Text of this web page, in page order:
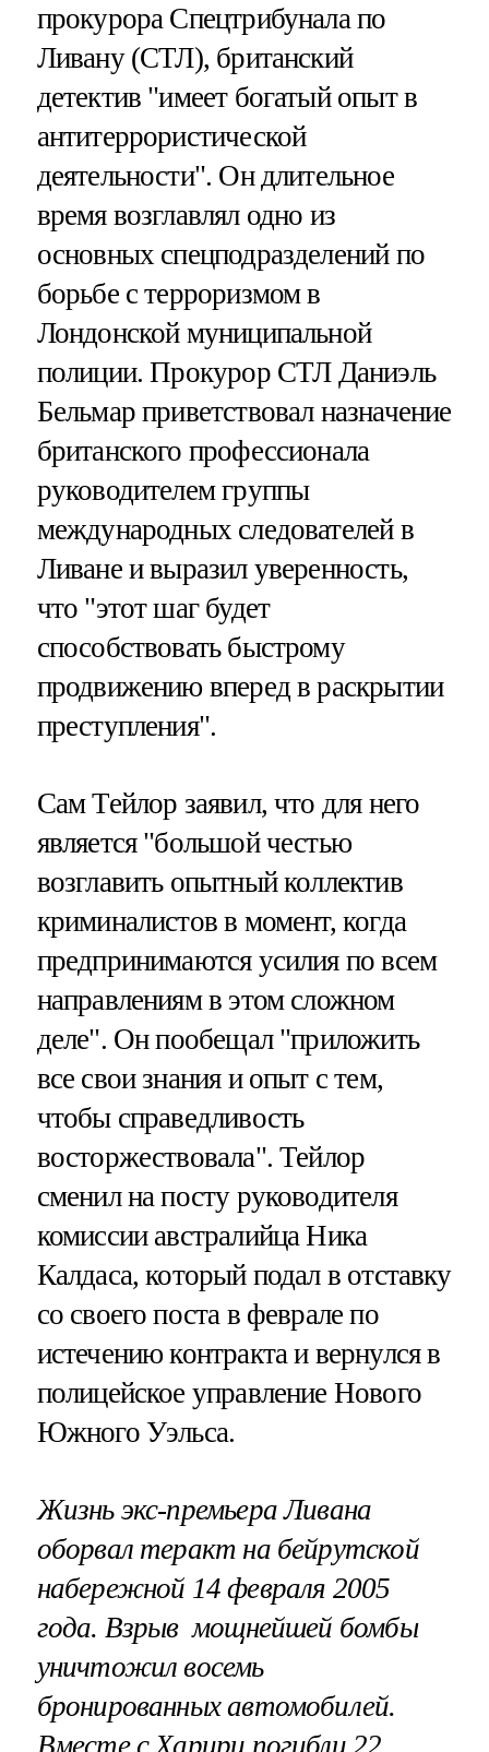
прокурора Спецтрибунала по
Ливану (СТЛ), британский
детектив "имеет богатый опыт в
антитеррористической
деятельности". Он длительное
время возглавлял одно из
основных спецподразделений по
борьбе с терроризмом в
Лондонской муниципальной
полиции. Прокурор СТЛ Даниэль
Бельмар приветствовал назначение
британского профессионала
руководителем группы
международных следователей в
Ливане и выразил уверенность,
что "этот шаг будет
способствовать быстрому
продвижению вперед в раскрытии
преступления".
Сам Тейлор заявил, что для него
является "большой честью
возглавить опытный коллектив
криминалистов в момент, когда
предпринимаются усилия по всем
направлениям в этом сложном
деле". Он пообещал "приложить
все свои знания и опыт с тем,
чтобы справедливость
восторжествовала". Тейлор
сменил на посту руководителя
комиссии австралийца Ника
Калдаса, который подал в отставку
со своего поста в феврале по
истечению контракта и вернулся в
полицейское управление Нового
Южного Уэльса.
Жизнь экс-премьера Ливана
оборвал теракт на бейрутской
набережной 14 февраля 2005
года. Взрыв мощнейшей бомбы
уничтожил восемь
бронированных автомобилей.